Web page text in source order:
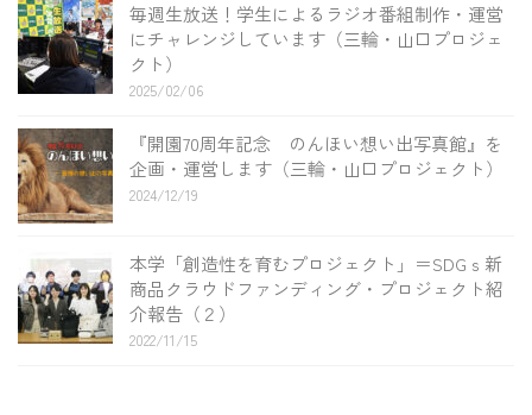
毎週生放送！学生によるラジオ番組制作・運営
にチャレンジしています（三輪・山口プロジェ
クト）
2025/02/06
『開園70周年記念 のんほい想い出写真館』を
企画・運営します（三輪・山口プロジェクト）
2024/12/19
本学「創造性を育むプロジェクト」＝SDGｓ新
商品クラウドファンディング・プロジェクト紹
介報告（２）
2022/11/15